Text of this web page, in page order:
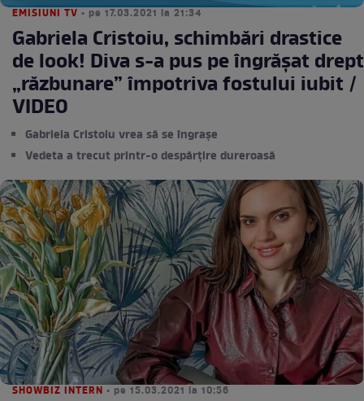
EMISIUNI TV • pe 17.03.2021 la 21:34
Gabriela Cristoiu, schimbări drastice
de look! Diva s-a pus pe îngrășat drept
„răzbunare” împotriva fostului iubit /
VIDEO
Gabriela Cristoiu vrea să se îngrașe
Vedeta a trecut printr-o despărțire dureroasă
SHOWBIZ INTERN • pe 15.03.2021 la 10:56